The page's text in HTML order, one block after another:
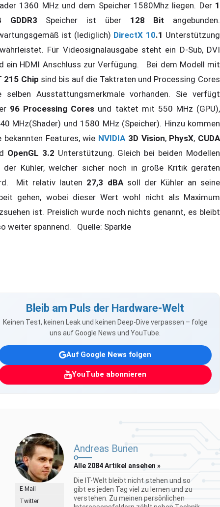
1360 MHz und dem Speicher 1580Mhz liegen. Der 1
GDDR3 Speicher ist über 128 Bit angebunden.
ist (lediglich) DirectX 10.1 Unterstützung
Für Videosignalausgabe steht ein D-Sub, DVI
ein HDMI Anschluss zur Verfügung. Bei dem Modell mit
215 Chip sind bis auf die Taktraten und Processing Cores
selben Ausstattungsmerkmale vorhanden. Sie verfügt
96 Processing Cores und taktet mit 550 MHz (GPU),
MHz(Shader) und 1580 MHz (Speicher). Hinzu kommen
bekannten Features, wie NVIDIA 3D Vision, PhysX, CUDA
OpenGL 3.2 Unterstützung. Gleich bei beiden Modellen
Kühler, welcher sicher noch in große Kritik geraten
Mit relativ lauten 27,3 dBAsoll der Kühler an seine
gehen, wobei dieser Wert wohl nicht als Maximum
ist. Preislich wurde noch nichts genannt, es bleibt
weiter spannend. Quelle: Sparkle
Bleib am Puls der Hardware-Welt
Keinen Test, keinen Leak und keinen Deep-Dive verpassen – folge
uns auf Google News und YouTube.
Auf Google News folgen
YouTube abonnieren
E-Mail
Twitter
Andreas Bunen
Alle 2084 Artikel ansehen »
Die IT-Welt bleibt nicht stehen und so
gibt es jeden Tag viel zu lernen und zu
verstehen. Zu meinen persönlichen